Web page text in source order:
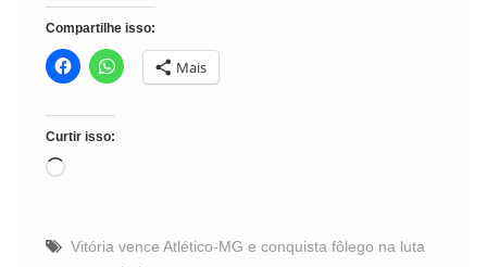
Compartilhe isso:
Mais
Curtir isso:
Carregando...
Vitória vence Atlético-MG e conquista fôlego na luta